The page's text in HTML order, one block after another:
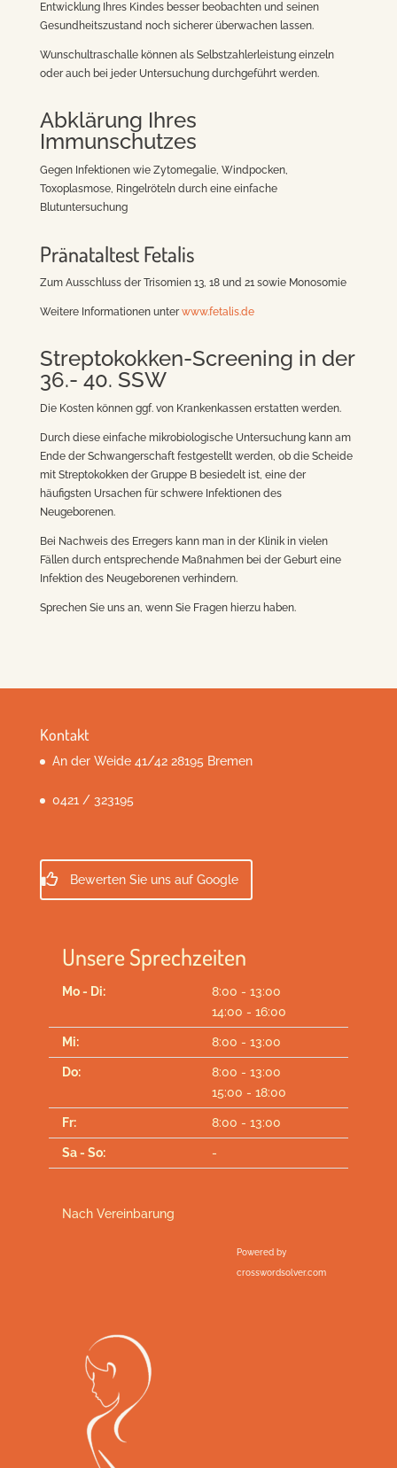
Entwicklung Ihres Kindes besser beobachten und seinen
Gesundheitszustand noch sicherer überwachen lassen.
Wunschultraschalle können als Selbstzahlerleistung einzeln
oder auch bei jeder Untersuchung durchgeführt werden.
Abklärung Ihres
Immunschutzes
Gegen Infektionen wie Zytomegalie, Windpocken,
Toxoplasmose, Ringelröteln durch eine einfache
Blutuntersuchung
Pränataltest Fetalis
Zum Ausschluss der Trisomien 13, 18 und 21 sowie Monosomie
Weitere Informationen unterwww.fetalis.de
Streptokokken-Screening in der
36.- 40. SSW
Die Kosten können ggf. von Krankenkassen erstatten werden.
Durch diese einfache mikrobiologische Untersuchung kann am
Ende der Schwangerschaft festgestellt werden, ob die Scheide
mit Streptokokken der Gruppe B besiedelt ist, eine der
häufigsten Ursachen für schwere Infektionen des
Neugeborenen.
Bei Nachweis des Erregers kann man in der Klinik in vielen
Fällen durch entsprechende Maßnahmen bei der Geburt eine
Infektion des Neugeborenen verhindern.
Sprechen Sie uns an, wenn Sie Fragen hierzu haben.
Kontakt
An der Weide 41/42 28195 Bremen
0421 / 323195
Bewerten Sie uns auf Google
Unsere Sprechzeiten
Mo - Di:
8:00 - 13:00
14:00 - 16:00
Mi: 8:00 - 13:00
Do:
8:00 - 13:00
15:00 - 18:00
Fr: 8:00 - 13:00
Sa - So: -
Nach Vereinbarung
Powered by
crosswordsolver.com